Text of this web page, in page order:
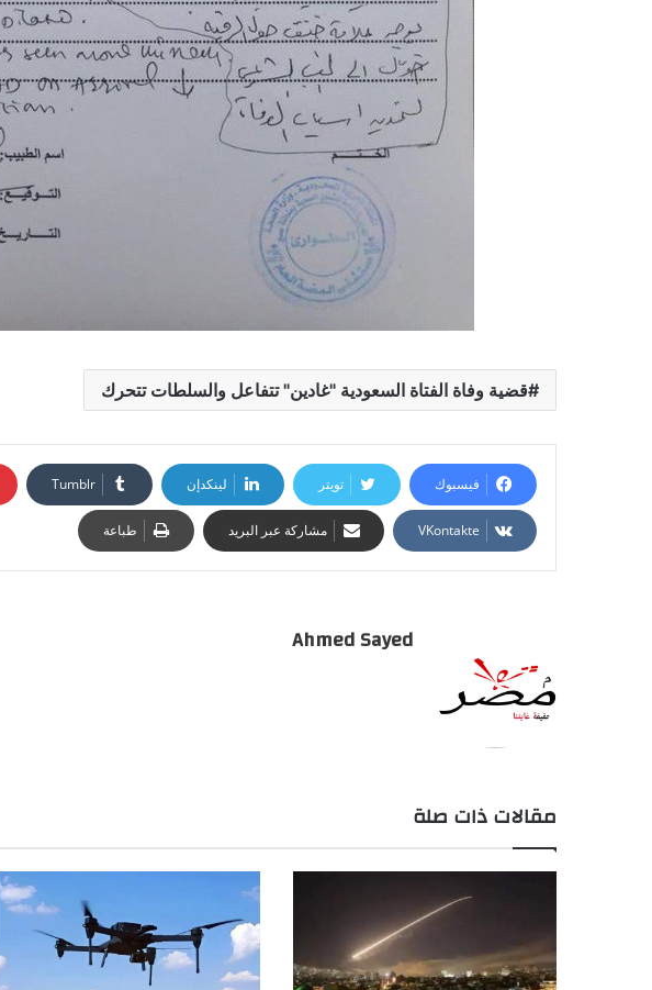
قضية وفاة الفتاة السعودية "غادين" تتفاعل والسلطات تتحرك
فيسبوك تويتر لينكدإن
مشاركة عبر البريد طباعة
Ahmed Sayed
مقالات ذات صلة